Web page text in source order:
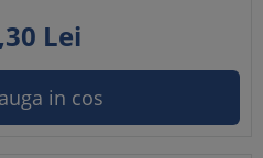
30 Lei
in cos